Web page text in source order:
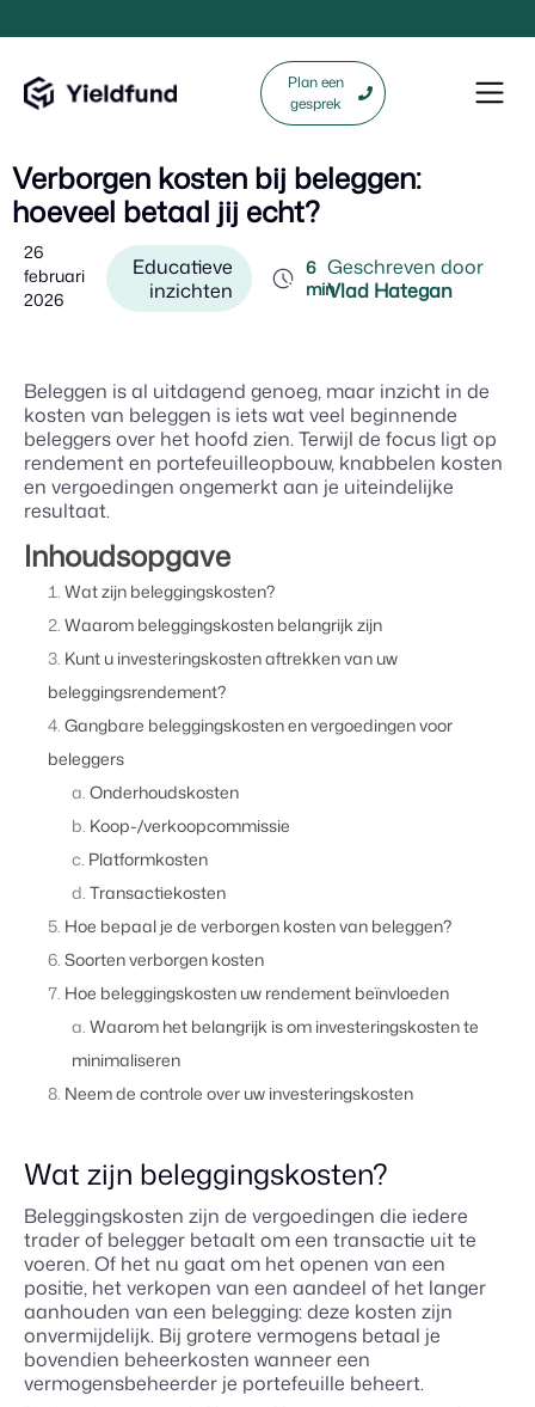
Plan een
gesprek
Verborgen kosten bij beleggen:
hoeveel betaal jij echt?
26
februari
2026
Educatieve
inzichten
6
min
Geschreven door
Vlad Hategan
Beleggen is al uitdagend genoeg, maar inzicht in de
kosten van beleggen is iets wat veel beginnende
beleggers over het hoofd zien. Terwijl de focus ligt op
rendement en portefeuilleopbouw, knabbelen kosten
en vergoedingen ongemerkt aan je uiteindelijke
resultaat.
Inhoudsopgave
Wat zijn beleggingskosten?
Waarom beleggingskosten belangrijk zijn
Kunt u investeringskosten aftrekken van uw
beleggingsrendement?
Gangbare beleggingskosten en vergoedingen voor
beleggers
Onderhoudskosten
Koop-/verkoopcommissie
Platformkosten
Transactiekosten
Hoe bepaal je de verborgen kosten van beleggen?
Soorten verborgen kosten
Hoe beleggingskosten uw rendement beïnvloeden
Waarom het belangrijk is om investeringskosten te
minimaliseren
Neem de controle over uw investeringskosten
Wat zijn beleggingskosten?
Beleggingskosten zijn de vergoedingen die iedere
trader of belegger betaalt om een transactie uit te
voeren. Of het nu gaat om het openen van een
positie, het verkopen van een aandeel of het langer
aanhouden van een belegging: deze kosten zijn
onvermijdelijk. Bij grotere vermogens betaal je
bovendien beheerkosten wanneer een
vermogensbeheerder je portefeuille beheert.